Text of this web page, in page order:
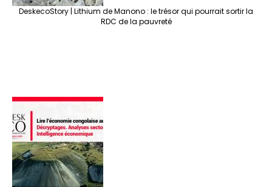
DeskecoStory | Lithium de Manono : le trésor qui pourrait sortir la
RDC de la pauvreté